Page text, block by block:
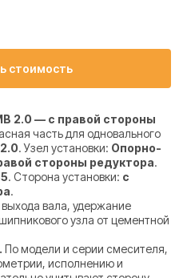
стоимость
2.0 — с правой стороны
часть для одновального
. Узел установки: Опорно-
стороны редуктора.
. Сторона установки: с
.
вала, удержание
узла от цементной
По модели и серии смесителя,
исполнению и